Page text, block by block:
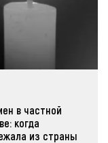
в частной
когда
из страны